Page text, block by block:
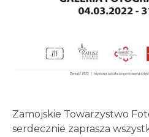
Zamojskie Towarzystwo
serdecznie zaprasza